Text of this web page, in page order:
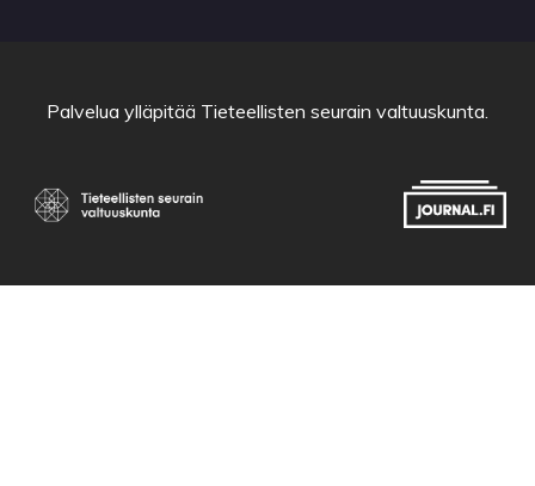
Palvelua ylläpitää Tieteellisten seurain valtuuskunta.